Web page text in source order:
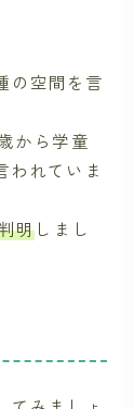
の空間を言
から学童
われていま
明しまし